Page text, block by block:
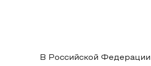
В Российской